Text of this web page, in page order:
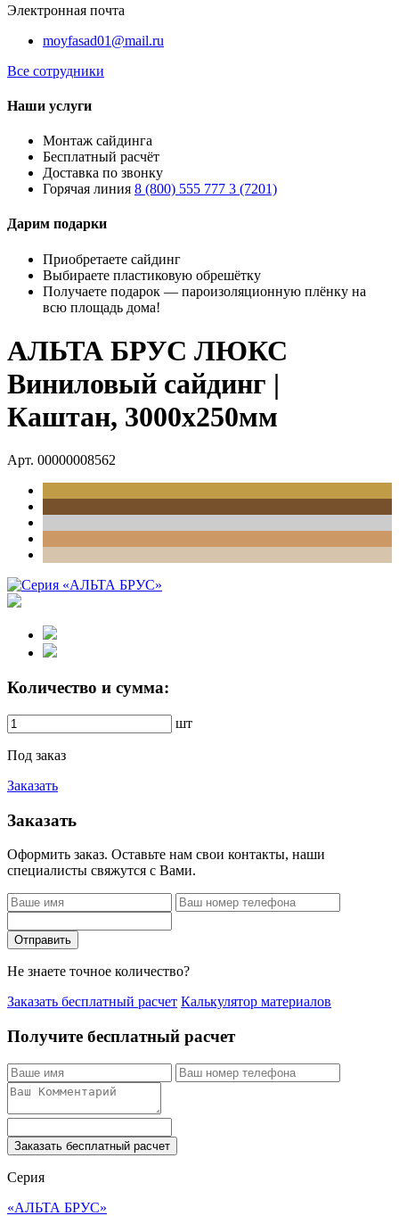
Электронная почта
moyfasad01@mail.ru
Все сотрудники
Наши услуги
Монтаж сайдинга
Бесплатный расчёт
Доставка по звонку
Горячая линия 8 (800) 555 777 3 (7201)
Дарим подарки
Приобретаете сайдинг
Выбираете пластиковую обрешётку
Получаете подарок — пароизоляционную плёнку на
всю площадь дома!
АЛЬТА БРУС ЛЮКС
Виниловый сайдинг |
Каштан, 3000х250мм
Арт. 00000008562
Количество и сумма:
шт
Под заказ
Заказать
Заказать
Оформить заказ. Оставьте нам свои контакты, наши
специалисты свяжутся с Вами.
Отправить
Не знаете точное количество?
Заказать бесплатный расчет Калькулятор материалов
Получите бесплатный расчет
Заказать бесплатный расчет
Серия
«АЛЬТА БРУС»